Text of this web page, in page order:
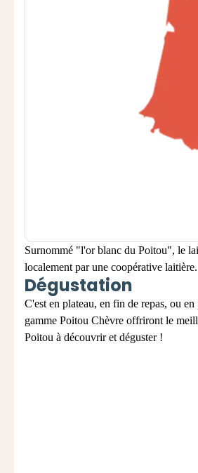
Surnommé "l'or blanc du Poitou", le
localement par une coopérative laitière.
Dégustation
C'est en plateau, en fin de repas, ou
gamme Poitou Chèvre offriront le
Poitou à découvrir et déguster !